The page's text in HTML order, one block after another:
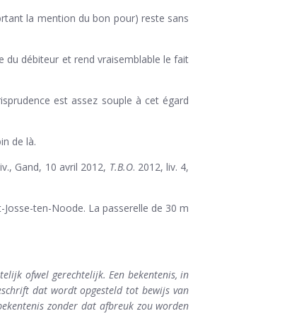
la mention du bon pour) reste sans
du débiteur et rend vraisemblable le fait
est assez souple à cet égard
de là.
Gand, 10 avril 2012, T.B.O. 2012, liv. 4,
ten-Noode. La passerelle de 30 m
ofwel gerechtelijk. Een bekentenis, in
dat wordt opgesteld tot bewijs van
zonder dat afbreuk zou worden